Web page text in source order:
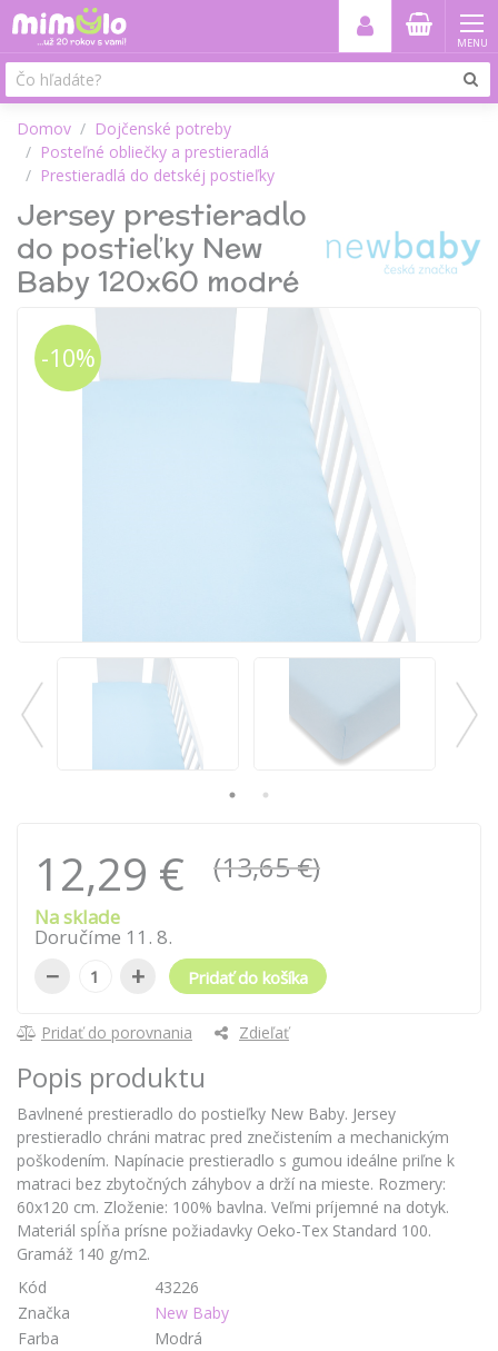
MENU
Domov
Dojčenské potreby
Posteľné obliečky a prestieradlá
Prestieradlá do detskéj postieľky
Jersey prestieradlo
do postieľky New
Baby 120x60 modré
-10%
12,29 € (13,65 €)
Na sklade
Doručíme 11 . 8.
− + Pridať do košíka
Pridať do porovnania Zdieľať
Popis produktu
Bavlnené prestieradlo do postieľky New Baby. Jersey
prestieradlo chráni matrac pred znečistením a mechanickým
poškodením. Napínacie prestieradlo s gumou ideálne priľne k
matraci bez zbytočných záhybov a drží na mieste. Rozmery:
60x120 cm. Zloženie: 100% bavlna. Veľmi príjemné na dotyk.
Materiál spĺňa prísne požiadavky Oeko-Tex Standard 100.
Gramáž 140 g/m2.
Kód
43226
Značka
New Baby
Farba
Modrá